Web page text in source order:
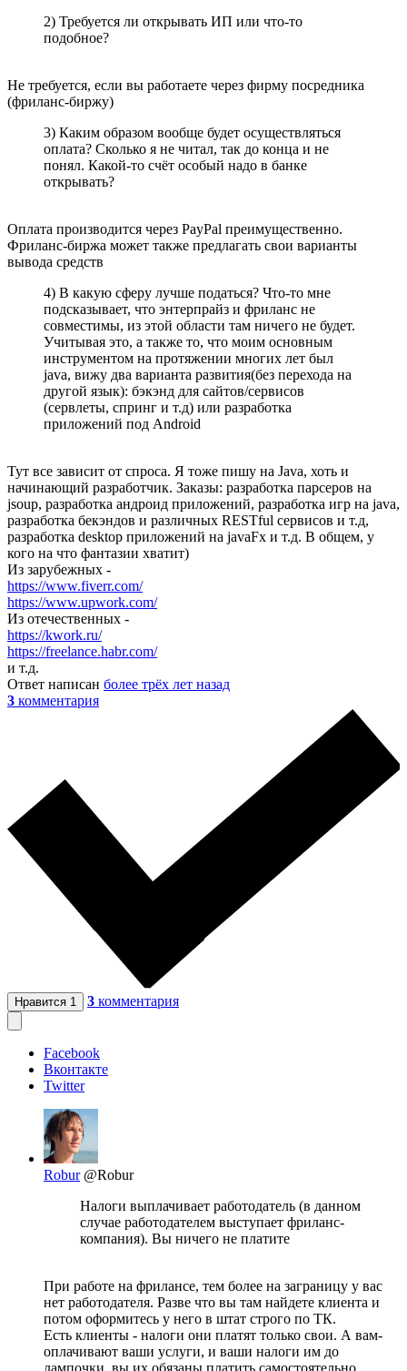
2) Требуется ли открывать ИП или что-то
подобное?
Не требуется, если вы работаете через фирму посредника
(фриланс-биржу)
3) Каким образом вообще будет осуществляться
оплата? Сколько я не читал, так до конца и не
понял. Какой-то счёт особый надо в банке
открывать?
Оплата производится через PayPal преимущественно.
Фриланс-биржа может также предлагать свои варианты
вывода средств
4) В какую сферу лучше податься? Что-то мне
подсказывает, что энтерпрайз и фриланс не
совместимы, из этой области там ничего не будет.
Учитывая это, а также то, что моим основным
инструментом на протяжении многих лет был
java, вижу два варианта развития(без перехода на
другой язык): бэкэнд для сайтов/сервисов
(сервлеты, спринг и т.д) или разработка
приложений под Android
Тут все зависит от спроса. Я тоже пишу на Java, хоть и
начинающий разработчик. Заказы: разработка парсеров на
jsoup, разработка андроид приложений, разработка игр на java,
разработка бекэндов и различных RESTful сервисов и т.д,
разработка desktop приложений на javaFx и т.д. В общем, у
кого на что фантазии хватит)
Из зарубежных -
https://www.fiverr.com/
https://www.upwork.com/
Из отечественных -
https://kwork.ru/
https://freelance.habr.com/
и т.д.
Ответ написан более трёх лет назад
3 комментария
Нравится 1 3 комментария
Facebook
Вконтакте
Twitter
Robur @Robur
Налоги выплачивает работодатель (в данном
случае работодателем выступает фриланс-
компания). Вы ничего не платите
При работе на фрилансе, тем более на заграницу у вас
нет работодателя. Разве что вы там найдете клиента и
потом оформитесь у него в штат строго по ТК.
Есть клиенты - налоги они платят только свои. А вам-
оплачивают ваши услуги, и ваши налоги им до